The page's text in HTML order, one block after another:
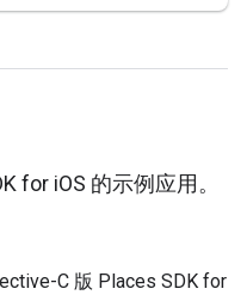
for iOS 的示例应用。
C 版 Places SDK for